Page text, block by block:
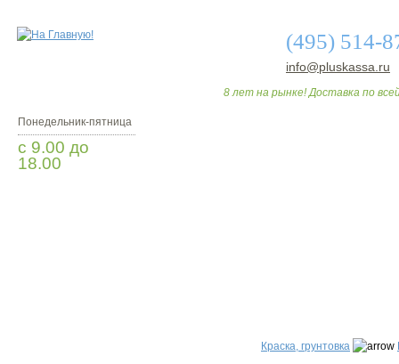
(495) 514-
info@pluskassa.ru
8 лет на рынке! Доставка по
Понедельник-пятница
с 9.00 до
18.00
Краска, грунтовка